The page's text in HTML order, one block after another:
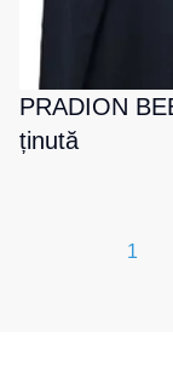
PRADION
ținută
1